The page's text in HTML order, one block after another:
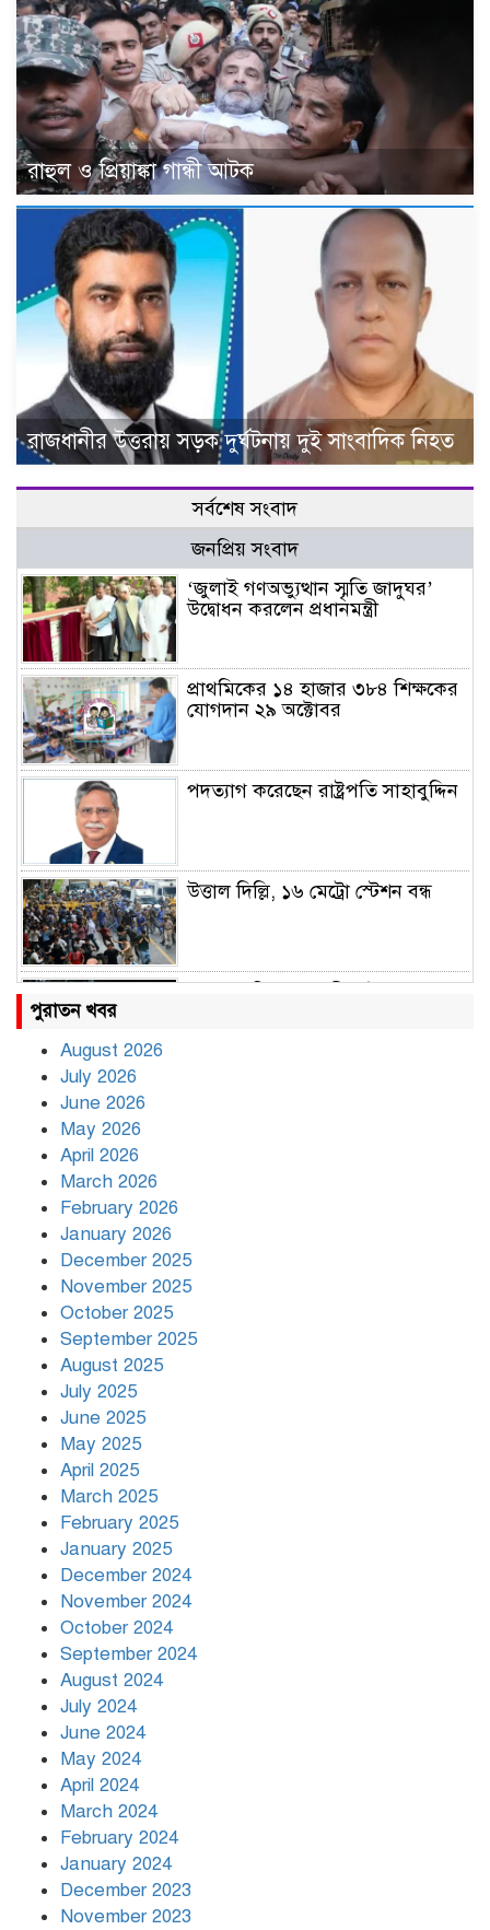
রাহুল ও প্রিয়াঙ্কা গান্ধী আটক
রাজধানীর উত্তরায় সড়ক দুর্ঘটনায় দুই সাংবাদিক নিহত
সর্বশেষ সংবাদ
জনপ্রিয় সংবাদ
‘জুলাই গণঅভ্যুত্থান স্মৃতি জাদুঘর’
উদ্বোধন করলেন প্রধানমন্ত্রী
প্রাথমিকের ১৪ হাজার ৩৮৪ শিক্ষকের
যোগদান ২৯ অক্টোবর
পদত্যাগ করেছেন রাষ্ট্রপতি সাহাবুদ্দিন
উত্তাল দিল্লি, ১৬ মেট্রো স্টেশন বন্ধ
বৃষ্টি থামার নাম নেই, পথে পথে
পুরাতন খবর
August 2026
July 2026
June 2026
May 2026
April 2026
March 2026
February 2026
January 2026
December 2025
November 2025
October 2025
September 2025
August 2025
July 2025
June 2025
May 2025
April 2025
March 2025
February 2025
January 2025
December 2024
November 2024
October 2024
September 2024
August 2024
July 2024
June 2024
May 2024
April 2024
March 2024
February 2024
January 2024
December 2023
November 2023